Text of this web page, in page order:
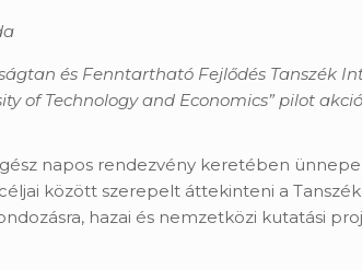
és Fenntartható Fejlődés Tanszék
of Technology and Economics” pilot
napos rendezvény keretében
között szerepelt áttekinteni a
hazai és nemzetközi kutatási